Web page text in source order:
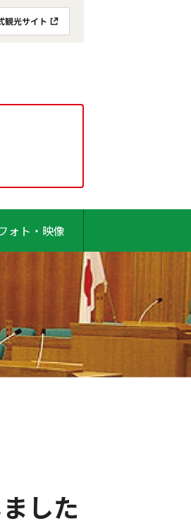
ォト・映像
した